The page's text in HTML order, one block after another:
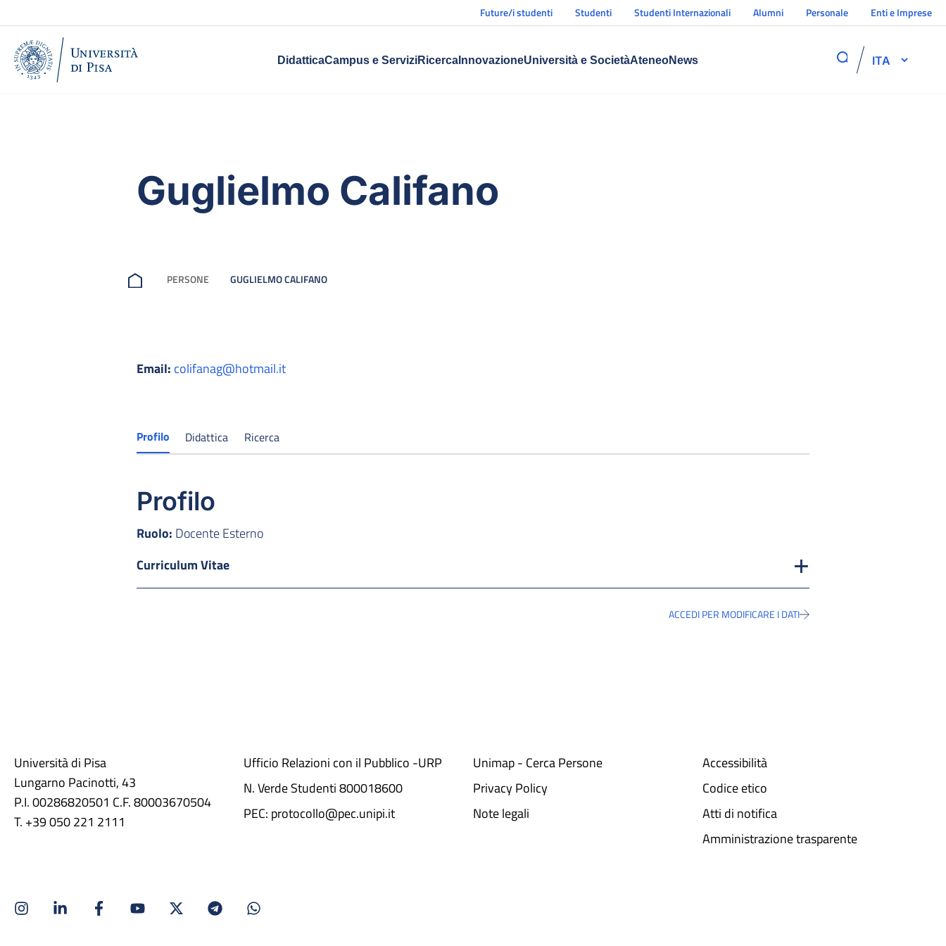
Future/i studenti Studenti Studenti Internazionali Alumni Personale Enti e Imprese
DidatticaCampus e ServiziRicercaInnovazioneUniversità e SocietàAteneoNews ITA
Guglielmo Califano
PERSONE GUGLIELMO CALIFANO
Email: colifanag@hotmail.it
Profilo Didattica Ricerca
Profilo
Ruolo: Docente Esterno
Curriculum Vitae
ACCEDI PER MODIFICARE I DATI
Università di Pisa
Lungarno Pacinotti, 43
P.I. 00286820501 C.F. 80003670504
T. +39 050 221 2111
Ufficio Relazioni con il Pubblico -URP
N. Verde Studenti 800018600​
PEC: protocollo@pec.unipi.it
Unimap - Cerca Persone
Privacy Policy
Note legali
Accessibilità
Codice etico
Atti di notifica
Amministrazione trasparente